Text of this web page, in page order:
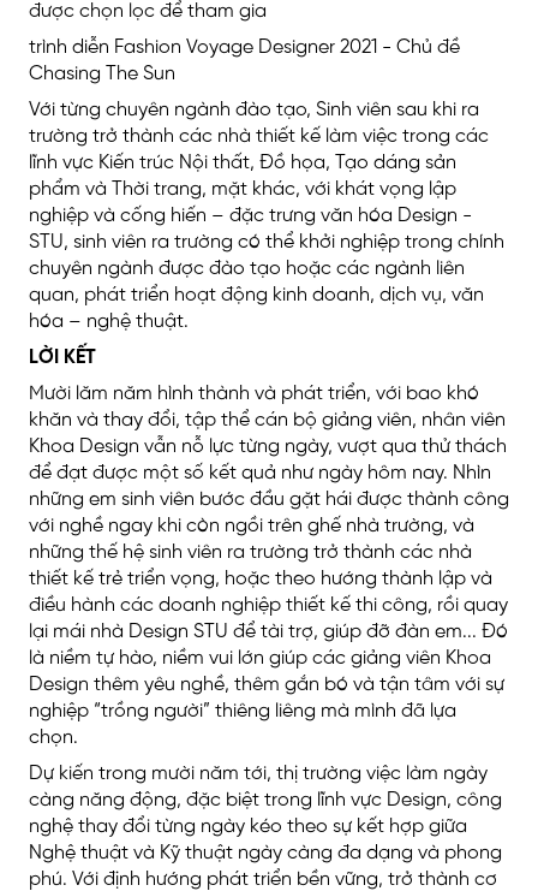
được chọn lọc để tham gia
trình diễn Fashion Voyage Designer 2021 - Chủ đề
Chasing The Sun
Với từng chuyên ngành đào tạo, Sinh viên sau khi ra
trường trở thành các nhà thiết kế làm việc trong các
lĩnh vực Kiến trúc Nội thất, Đồ họa, Tạo dáng sản
phẩm và Thời trang, mặt khác, với khát vọng lập
nghiệp và cống hiến – đặc trưng văn hóa Design -
STU, sinh viên ra trường có thể khởi nghiệp trong chính
chuyên ngành được đào tạo hoặc các ngành liên
quan, phát triển hoạt động kinh doanh, dịch vụ, văn
hóa – nghệ thuật.
LỜI KẾT
Mười lăm năm hình thành và phát triển, với bao khó
khăn và thay đổi, tập thể cán bộ giảng viên, nhân viên
Khoa Design vẫn nỗ lực từng ngày, vượt qua thử thách
để đạt được một số kết quả như ngày hôm nay. Nhìn
những em sinh viên bước đầu gặt hái được thành công
với nghề ngay khi còn ngồi trên ghế nhà trường, và
những thế hệ sinh viên ra trường trở thành các nhà
thiết kế trẻ triển vọng, hoặc theo hướng thành lập và
điều hành các doanh nghiệp thiết kế thi công, rồi quay
lại mái nhà Design STU để tài trợ, giúp đỡ đàn em... Đó
là niềm tự hào, niềm vui lớn giúp các giảng viên Khoa
Design thêm yêu nghề, thêm gắn bó và tận tâm với sự
nghiệp “trồng người” thiêng liêng mà mình đã lựa
chọn.
Dự kiến trong mười năm tới, thị trường việc làm ngày
càng năng động, đặc biệt trong lĩnh vực Design, công
nghệ thay đổi từng ngày kéo theo sự kết hợp giữa
Nghệ thuật và Kỹ thuật ngày càng đa dạng và phong
phú. Với định hướng phát triển bền vững, trở thành cơ